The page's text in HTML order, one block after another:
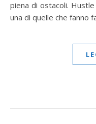
piena di ostacoli.
una di quelle che fanno